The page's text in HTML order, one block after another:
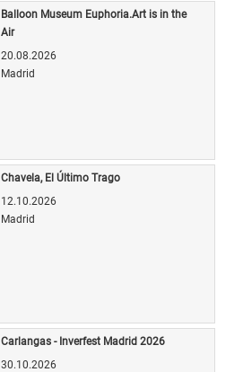
Balloon Museum Euphoria.Art is in the
Air
20.08.2026
Madrid
Chavela, El Último Trago
12.10.2026
Madrid
Carlangas - Inverfest Madrid 2026
30.10.2026